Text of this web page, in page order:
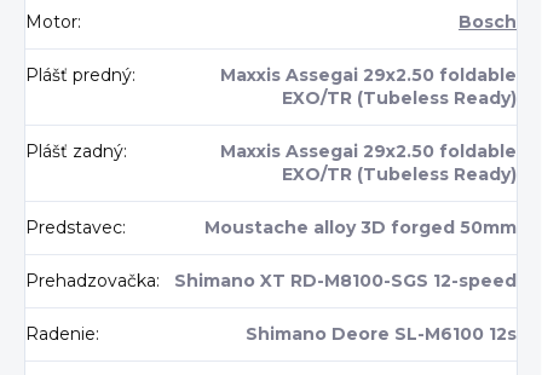
Motor: Bosch
Plášť predný:
Maxxis Assegai 29x2.50 foldable
EXO/TR (Tubeless Ready)
Plášť zadný:
Maxxis Assegai 29x2.50 foldable
EXO/TR (Tubeless Ready)
Predstavec: Moustache alloy 3D forged 50mm
Prehadzovačka: Shimano XT RD-M8100-SGS 12-speed
Radenie: Shimano Deore SL-M6100 12s